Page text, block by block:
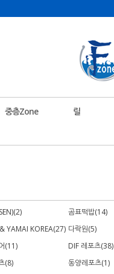
중층Zone 릴
곰표떡밥(14)
YAMAI KOREA(27) 다락원(5)
(11) DIF 레포츠(38)
(8) 동양레포츠(1)